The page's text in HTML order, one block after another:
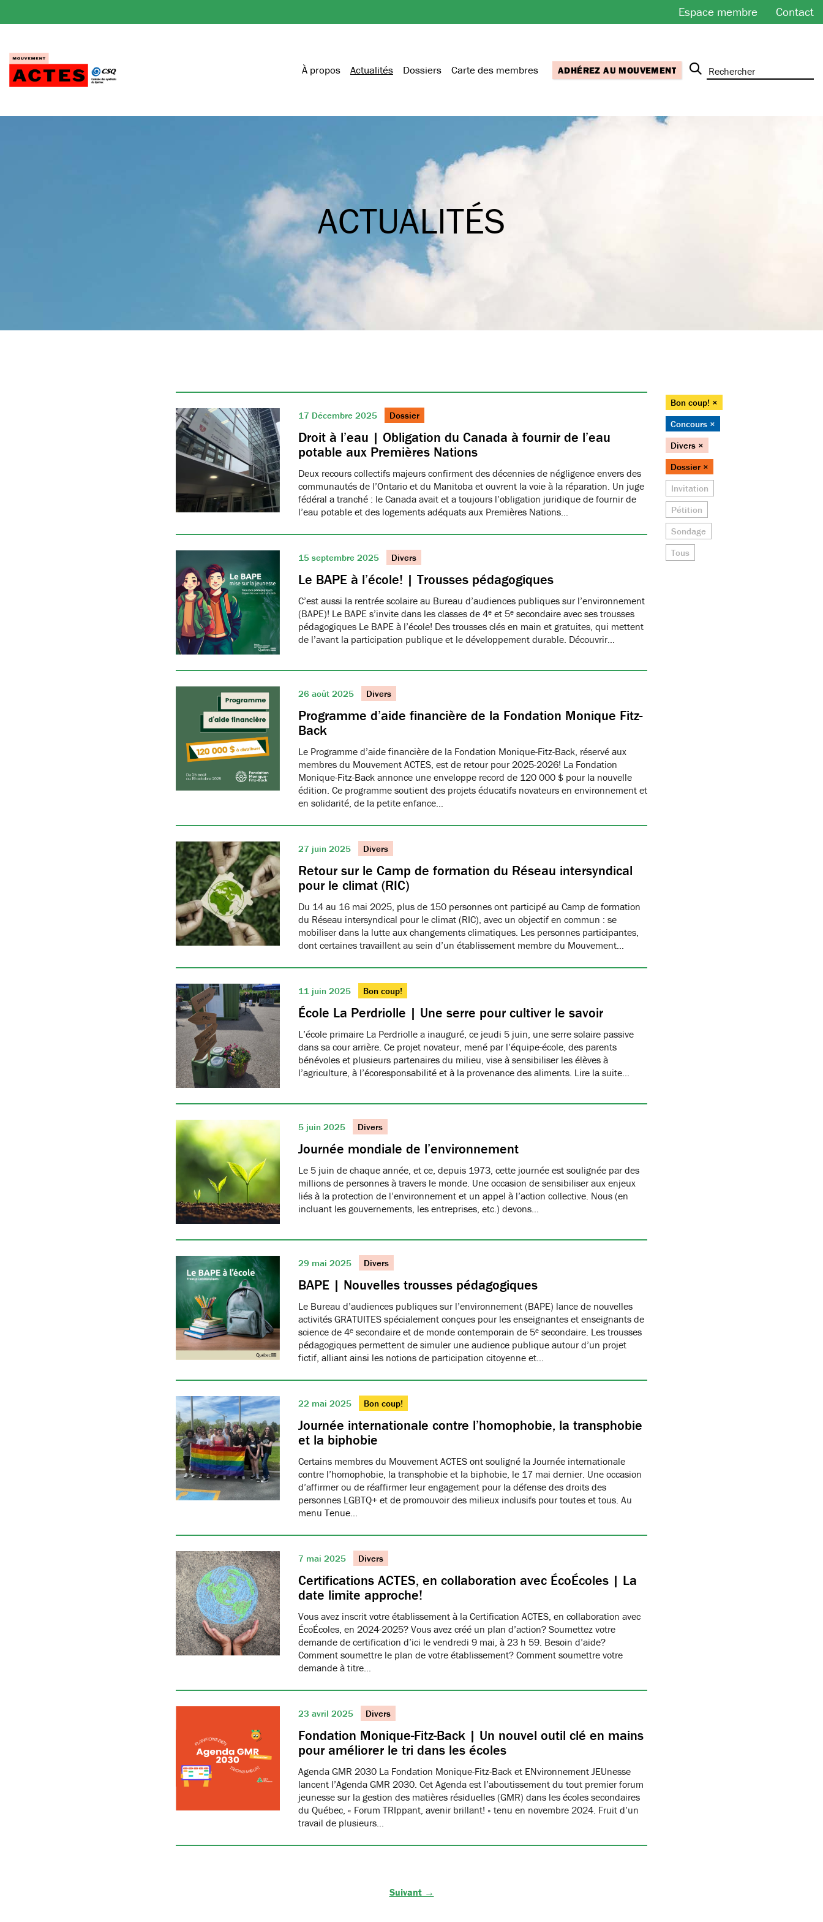
au
Espace membre Contact
À propos Actualités Dossiers Carte des membres ADHÉREZ AU MOUVEMENT
ACTUALITÉS
17 Décembre 2025 Dossier
Droit à l’eau | Obligation du Canada à fournir de l’eau
potable aux Premières Nations
Deux recours collectifs majeurs confirment des décennies de négligence envers des
communautés de l’Ontario et du Manitoba et ouvrent la voie à la réparation. Un juge
fédéral a tranché : le Canada avait et a toujours l’obligation juridique de fournir de
l’eau potable et des logements adéquats aux Premières Nations…
15 septembre 2025 Divers
Le BAPE à l’école! | Trousses pédagogiques
C’est aussi la rentrée scolaire au Bureau d’audiences publiques sur l’environnement
(BAPE)! Le BAPE s’invite dans les classes de 4ᵉ et 5ᵉ secondaire avec ses trousses
pédagogiques Le BAPE à l’école! Des trousses clés en main et gratuites, qui mettent
de l’avant la participation publique et le développement durable. Découvrir…
26 août 2025 Divers
Programme d’aide financière de la Fondation Monique Fitz-
Back
Le Programme d’aide financière de la Fondation Monique-Fitz-Back, réservé aux
membres du Mouvement ACTES, est de retour pour 2025-2026! La Fondation
Monique-Fitz-Back annonce une enveloppe record de 120 000 $ pour la nouvelle
édition. Ce programme soutient des projets éducatifs novateurs en environnement et
en solidarité, de la petite enfance…
27 juin 2025 Divers
Retour sur le Camp de formation du Réseau intersyndical
pour le climat (RIC)
Du 14 au 16 mai 2025, plus de 150 personnes ont participé au Camp de formation
du Réseau intersyndical pour le climat (RIC), avec un objectif en commun : se
mobiliser dans la lutte aux changements climatiques. Les personnes participantes,
dont certaines travaillent au sein d’un établissement membre du Mouvement…
11 juin 2025 Bon coup!
École La Perdriolle | Une serre pour cultiver le savoir
L’école primaire La Perdriolle a inauguré, ce jeudi 5 juin, une serre solaire passive
dans sa cour arrière. Ce projet novateur, mené par l’équipe-école, des parents
bénévoles et plusieurs partenaires du milieu, vise à sensibiliser les élèves à
l’agriculture, à l’écoresponsabilité et à la provenance des aliments. Lire la suite…
5 juin 2025 Divers
Journée mondiale de l’environnement
Le 5 juin de chaque année, et ce, depuis 1973, cette journée est soulignée par des
millions de personnes à travers le monde. Une occasion de sensibiliser aux enjeux
liés à la protection de l’environnement et un appel à l’action collective. Nous (en
incluant les gouvernements, les entreprises, etc.) devons…
29 mai 2025 Divers
BAPE | Nouvelles trousses pédagogiques
Le Bureau d’audiences publiques sur l’environnement (BAPE) lance de nouvelles
activités GRATUITES spécialement conçues pour les enseignantes et enseignants de
science de 4ᵉ secondaire et de monde contemporain de 5ᵉ secondaire. Les trousses
pédagogiques permettent de simuler une audience publique autour d’un projet
fictif, alliant ainsi les notions de participation citoyenne et…
22 mai 2025 Bon coup!
Journée internationale contre l’homophobie, la transphobie
et la biphobie
Certains membres du Mouvement ACTES ont souligné la Journée internationale
contre l’homophobie, la transphobie et la biphobie, le 17 mai dernier. Une occasion
d’affirmer ou de réaffirmer leur engagement pour la défense des droits des
personnes LGBTQ+ et de promouvoir des milieux inclusifs pour toutes et tous. Au
menu Tenue…
7 mai 2025 Divers
Certifications ACTES, en collaboration avec ÉcoÉcoles | La
date limite approche!
Vous avez inscrit votre établissement à la Certification ACTES, en collaboration avec
ÉcoÉcoles, en 2024-2025? Vous avez créé un plan d’action? Soumettez votre
demande de certification d’ici le vendredi 9 mai, à 23 h 59. Besoin d’aide?
Comment soumettre le plan de votre établissement? Comment soumettre votre
demande à titre…
23 avril 2025 Divers
Fondation Monique-Fitz-Back | Un nouvel outil clé en mains
pour améliorer le tri dans les écoles
Agenda GMR 2030 La Fondation Monique-Fitz-Back et ENvironnement JEUnesse
lancent l’Agenda GMR 2030. Cet Agenda est l’aboutissement du tout premier forum
jeunesse sur la gestion des matières résiduelles (GMR) dans les écoles secondaires
du Québec, « Forum TRIppant, avenir brillant! » tenu en novembre 2024. Fruit d’un
travail de plusieurs…
Bon coup! ×
Concours ×
Divers ×
Dossier ×
Invitation
Pétition
Sondage
Tous
Suivant →